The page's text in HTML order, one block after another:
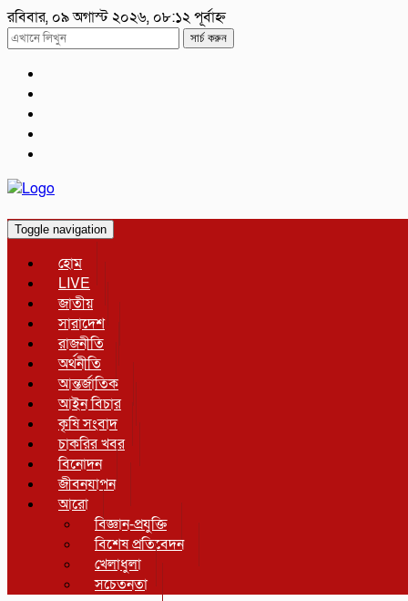
রবিবার, ০৯ অগাস্ট ২০২৬, ০৮:১২ পূর্বাহ্ন
সার্চ করুন
Toggle navigation
হোম
LIVE
জাতীয়
সারাদেশ
রাজনীতি
অর্থনীতি
আন্তর্জাতিক
আইন বিচার
কৃষি সংবাদ
চাকরির খবর
বিনোদন
জীবনযাপন
আরো
বিজ্ঞান-প্রযুক্তি
বিশেষ প্রতিবেদন
খেলাধুলা
সচেতনতা